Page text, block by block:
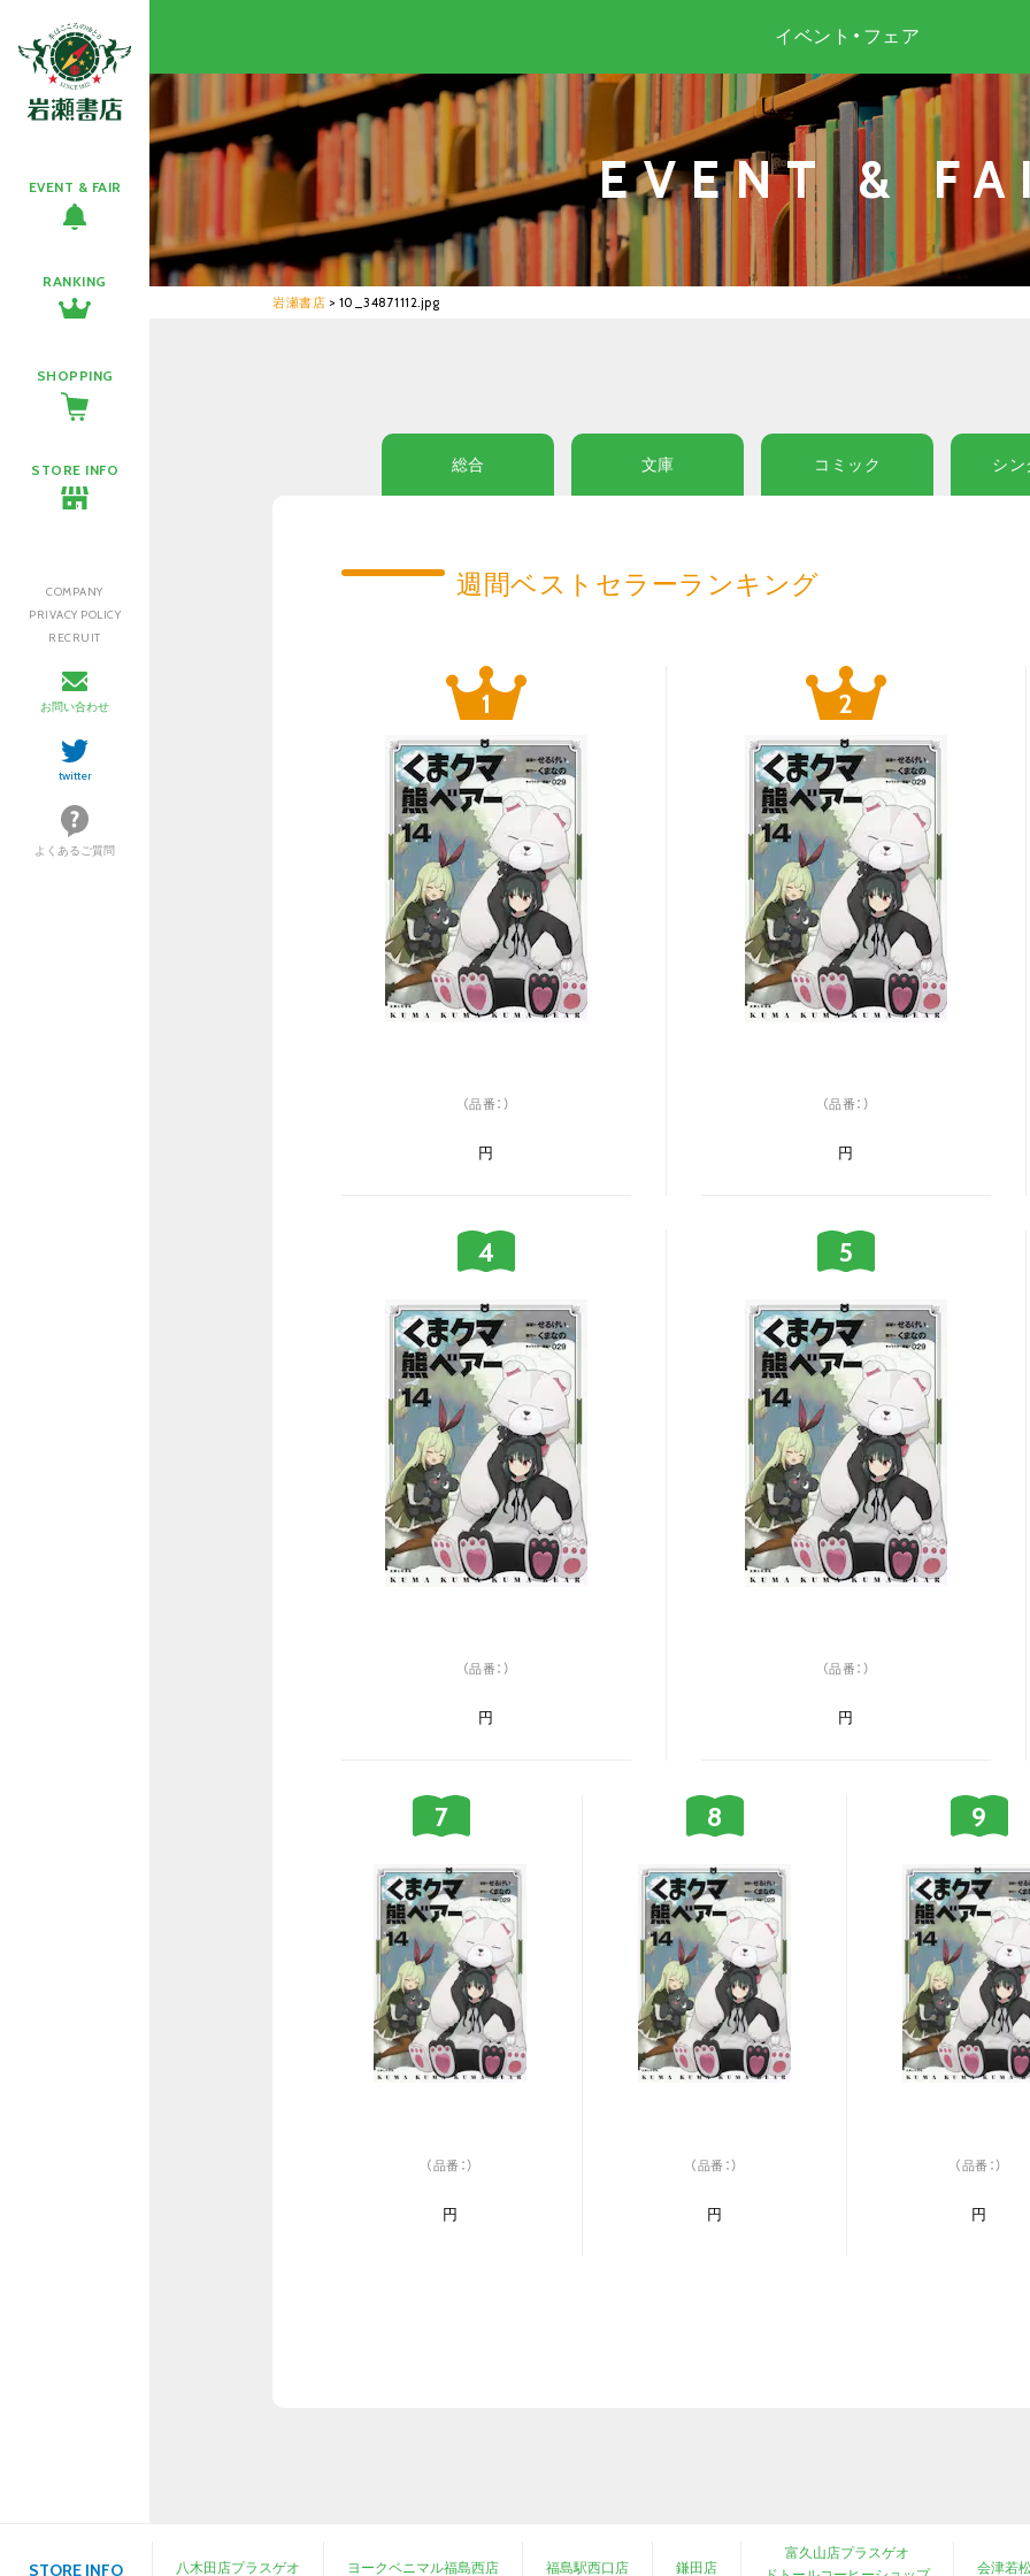
EVENT & FAIR
RANKING
SHOPPING
STORE INFO
COMPANY
PRIVACY POLICY
RECRUIT
お問い合わせ
twitter
よくあるご質問
イベント・フェア
EVENT &
岩瀬書店 > 10_34871112.jpg
総合 文庫 コミック シン
週間ベストセラーランキング
（品番：）
円
（品番：）
円
（品番：）
円
（品番：）
円
（品番：）
円
（品番：）
円
（品番：）
円
STORE INFO 八木田店プラスゲオ ヨークベニマル福島西店 福島駅西口店 鎌田店
富久山店プラスゲオ
会津若